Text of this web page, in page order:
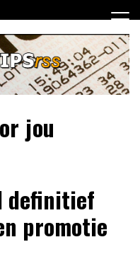
jou
definitief
promotie